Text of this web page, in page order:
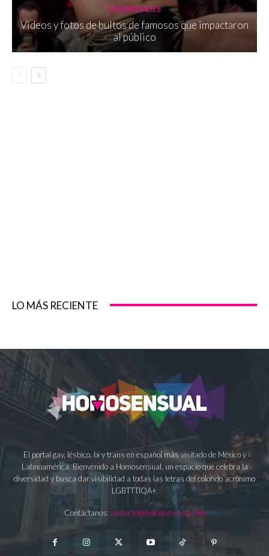
CELEBRIDADES
Videos y fotos de bultos de famosos que impactaron
al público
LO MÁS RECIENTE
El portal gay, lésbico, bi y trans en español más visitado de México y
Latinoamérica. Bienvenido a Homosensual, un espacio que celebra la
diversidad y busca dar visibilidad a todas las letras del colorido acrónimo
LGBTTTIQA+.
Contáctanos: contacto@homosensual.com